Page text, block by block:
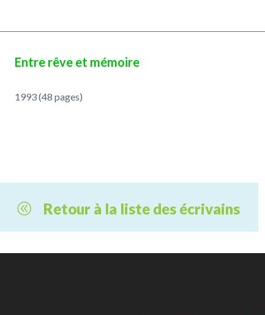
Entre rêve et mémoire
1993 (48 pages)
Retour à la liste des écrivains